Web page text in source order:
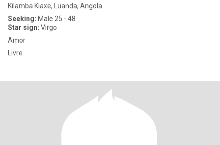
Kilamba Kiaxe, Luanda, Angola
Seeking: Male 25 - 48
Star sign: Virgo
Amor
Livre